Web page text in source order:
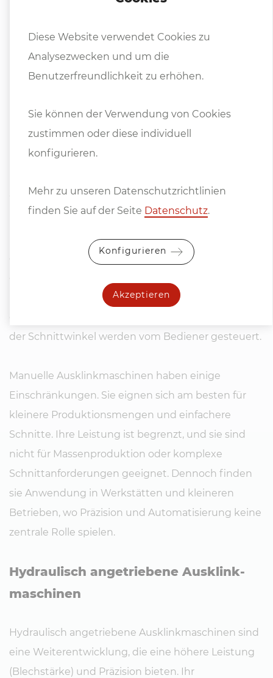
Manuelle Ausklinkmaschine TOOLPOWER MFN 1030
manuell gesteuert werden. Ihr Funktionsprinzip
basiert auf einem Hebelsystem. Der Bediener führt
das Werkstück in die Maschine ein und betätigt
Metall zu drücken. Dadurch wird die Aussparung in
der Schnittwinkel werden vom Bediener gesteuert.
Manuelle Ausklinkmaschinen haben einige
Einschränkungen. Sie eignen sich am besten für
kleinere Produktionsmengen und einfachere
Schnitte. Ihre Leistung ist begrenzt, und sie sind
nicht für Massenproduktion oder komplexe
Schnittanforderungen geeignet. Dennoch finden
sie Anwendung in Werkstätten und kleineren
Betrieben, wo Präzision und Automatisierung keine
zentrale Rolle spielen.
Hy­drau­lisch an­ge­trie­be­ne Aus­klink­
ma­schi­nen
Hydraulisch angetriebene Ausklinkmaschinen sind
eine Weiterentwicklung, die eine höhere Leistung
(Blechstärke) und Präzision bieten. Ihr
Diese Website verwendet Cookies zu
Analysezwecken und um die
Benutzerfreundlichkeit zu erhöhen.
Sie können der Verwendung von Cookies
zustimmen oder diese individuell
konfigurieren.
Mehr zu unseren Datenschutzrichtlinien
finden Sie auf der Seite Datenschutz.
Konfigurieren
Akzeptieren